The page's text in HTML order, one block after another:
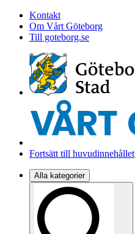
Kontakt
Om Vårt Göteborg
Till goteborg.se
Fortsätt till huvudinnehållet
Alla kategorier